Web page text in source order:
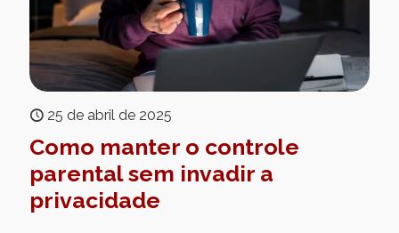
25 de abril de 2025
Como manter o controle
parental sem invadir a
privacidade